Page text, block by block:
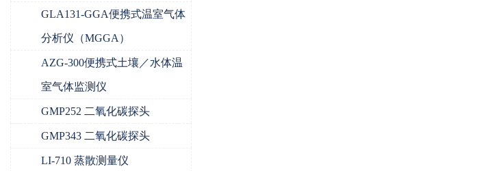
GLA131-GGA便携式温室气体
分析仪（MGGA）
AZG-300便携式土壤／水体温
室气体监测仪
GMP252 二氧化碳探头
GMP343 二氧化碳探头
LI-710 蒸散测量仪